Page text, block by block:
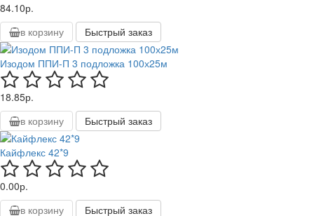
84.10р.
в корзину
Быстрый заказ
Изодом ППИ-П 3 подложка 100х25м
18.85р.
в корзину
Быстрый заказ
Кайфлекс 42*9
0.00р.
в корзину
Быстрый заказ